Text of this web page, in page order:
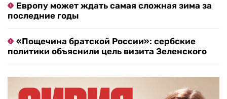
Европу может ждать самая сложная зима за
последние годы
«Пощечина братской России»: сербские
политики объяснили цель визита Зеленского